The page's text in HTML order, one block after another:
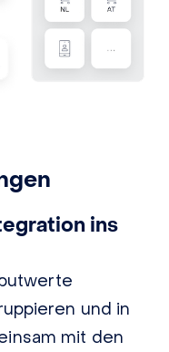
ins
und in
mit den